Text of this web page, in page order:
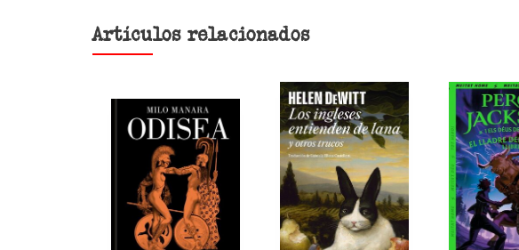
Artículos relacionados